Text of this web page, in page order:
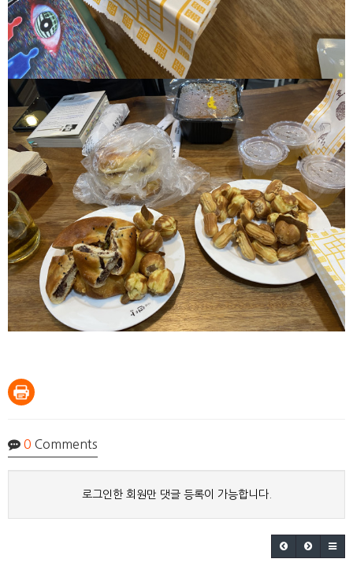
0 Comments
로그인한 회원만 댓글 등록이 가능합니다.